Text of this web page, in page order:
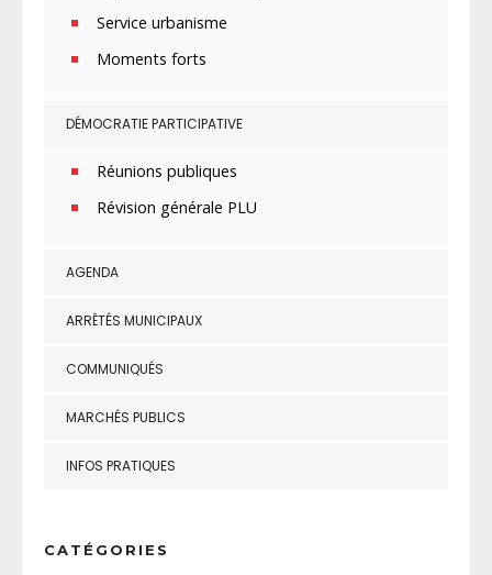
Service urbanisme
Moments forts
DÉMOCRATIE PARTICIPATIVE
Réunions publiques
Révision générale PLU
AGENDA
ARRÊTÉS MUNICIPAUX
COMMUNIQUÉS
MARCHÉS PUBLICS
INFOS PRATIQUES
CATÉGORIES